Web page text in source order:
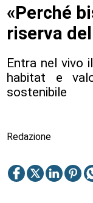
«Perché
riserva
Entra nel vivo
habitat e
sostenibile
Redazione